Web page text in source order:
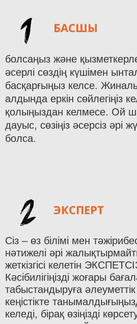
1 БАСШЫ
болсаңыз және
әсерлі сөздің күшімен
басқарғыңыз келсе.
алдында еркін сөйлегіңіз
қолыңыздан келмесе. Ой
дауыс, сөзіңіз әсерсіз әрі
болса.
2 ЭКСПЕРТ
Сіз – өз білімі мен
нәтижелі әрі
жеткізгісі келетін
Кәсібилігіңізді жоғары
табыстандыруға
кеңістікте
келеді, бірақ өзіңізді